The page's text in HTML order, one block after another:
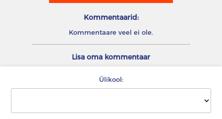
Kommentaarid:
Kommentaare veel ei ole.
Lisa oma kommentaar
Ülikool: